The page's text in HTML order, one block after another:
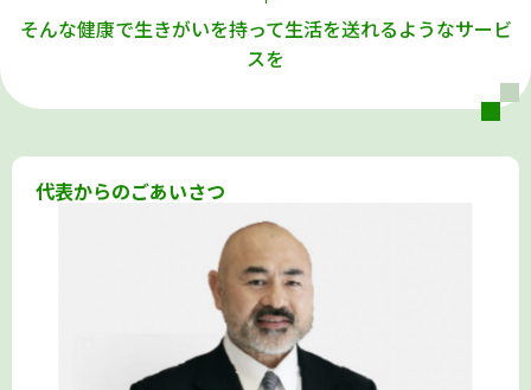
そんな健康で生きがいを持って生活を送れるようなサービ
スを
代表からのごあいさつ